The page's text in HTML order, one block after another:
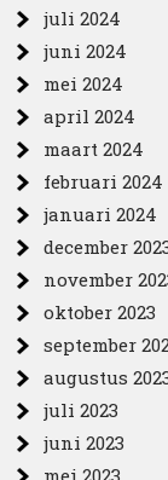
juli 2024
juni 2024
mei 2024
april 2024
maart 2024
februari 2024
januari 2024
december
november
oktober 2023
september
augustus
juli 2023
juni 2023
mei 2023